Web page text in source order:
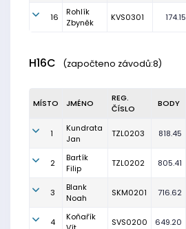
16
Rohlík
Zbyněk
KVS0301 174.15
H16C (započteno závodů:8)
MÍSTO JMÉNO
REG.
ČÍSLO
BODY
1
Kundrata
Jan
TZL0203 818.45
2
Bartík
Filip
TZL0202 805.41
3
Blank
Noah
SKM0201 716.62
4
Koňařík
SVS0200 649.20